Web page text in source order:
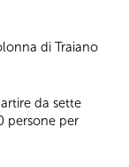
di Traiano
da sette
persone per